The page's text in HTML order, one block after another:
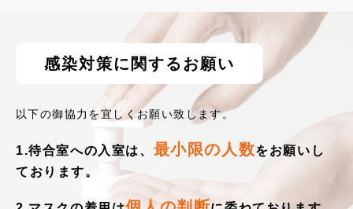
感染対策に関するお願い
以下の御協力を宜しくお願い致します。
1.待合室への入室は、 最小限の人数をお願いし
ております。